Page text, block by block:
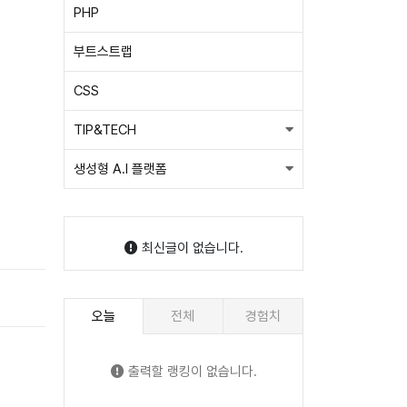
PHP
부트스트랩
CSS
TIP&TECH
생성형 A.I 플랫폼
최신글이 없습니다.
오늘 전체 경험치
출력할 랭킹이 없습니다.